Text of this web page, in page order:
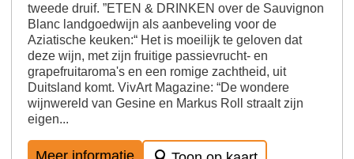
tweede druif. ”ETEN & DRINKEN over de Sauvignon
Blanc landgoedwijn als aanbeveling voor de
Aziatische keuken:“ Het is moeilijk te geloven dat
deze wijn, met zijn fruitige passievrucht- en
grapefruitaroma's en een romige zachtheid, uit
Duitsland komt. VivArt Magazine: “De wondere
wijnwereld van Gesine en Markus Roll straalt zijn
eigen...
Meer informatie